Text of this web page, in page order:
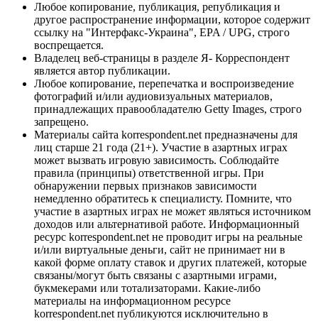
Любое копирование, публикация, републикация и
другое распространение информации, которое содержит
ссылку на "Интерфакс-Украина", EPA / UPG, строго
воспрещается.
Владелец веб-страницы в разделе Я- Корреспондент
является автор публикации.
Любое копирование, перепечатка и воспроизведение
фотографий и/или аудиовизуальных материалов,
принадлежащих правообладателю Getty Images, строго
запрещено.
Материалы сайта korrespondent.net предназначены для
лиц старше 21 года (21+). Участие в азартных играх
может вызвать игровую зависимость. Соблюдайте
правила (принципы) ответственной игры. При
обнаружении первых признаков зависимости
немедленно обратитесь к специалисту. Помните, что
участие в азартных играх не может являться источником
доходов или альтернативой работе. Информационный
ресурс korrespondent.net не проводит игры на реальные
и/или виртуальные деньги, сайт не принимает ни в
какой форме оплату ставок и других платежей, которые
связаны/могут быть связаны с азартными играми,
букмекерами или тотализаторами. Какие-либо
материалы на информационном ресурсе
korrespondent.net публикуются исключительно в